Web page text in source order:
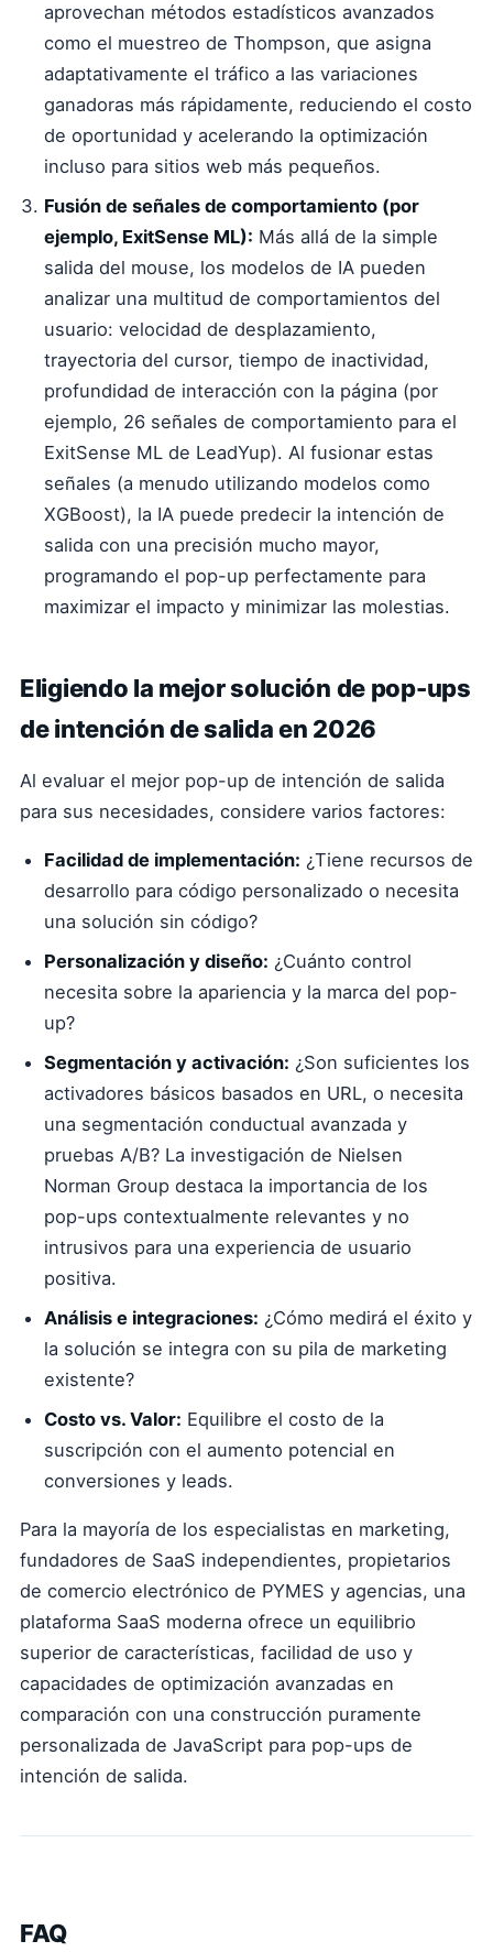
aprovechan métodos estadísticos avanzados
como el muestreo de Thompson, que asigna
adaptativamente el tráfico a las variaciones
ganadoras más rápidamente, reduciendo el costo
de oportunidad y acelerando la optimización
incluso para sitios web más pequeños.
Fusión de señales de comportamiento (por
ejemplo, ExitSense ML): Más allá de la simple
salida del mouse, los modelos de IA pueden
analizar una multitud de comportamientos del
usuario: velocidad de desplazamiento,
trayectoria del cursor, tiempo de inactividad,
profundidad de interacción con la página (por
ejemplo, 26 señales de comportamiento para el
ExitSense ML de LeadYup). Al fusionar estas
señales (a menudo utilizando modelos como
XGBoost), la IA puede predecir la intención de
salida con una precisión mucho mayor,
programando el pop-up perfectamente para
maximizar el impacto y minimizar las molestias.
Eligiendo la mejor solución de pop-ups
de intención de salida en 2026
Al evaluar el mejor pop-up de intención de salida
para sus necesidades, considere varios factores:
Facilidad de implementación: ¿Tiene recursos de
desarrollo para código personalizado o necesita
una solución sin código?
Personalización y diseño: ¿Cuánto control
necesita sobre la apariencia y la marca del pop-
up?
Segmentación y activación: ¿Son suficientes los
activadores básicos basados en URL, o necesita
una segmentación conductual avanzada y
pruebas A/B? La investigación de Nielsen
Norman Group destaca la importancia de los
pop-ups contextualmente relevantes y no
intrusivos para una experiencia de usuario
positiva.
Análisis e integraciones: ¿Cómo medirá el éxito y
la solución se integra con su pila de marketing
existente?
Costo vs. Valor: Equilibre el costo de la
suscripción con el aumento potencial en
conversiones y leads.
Para la mayoría de los especialistas en marketing,
fundadores de SaaS independientes, propietarios
de comercio electrónico de PYMES y agencias, una
plataforma SaaS moderna ofrece un equilibrio
superior de características, facilidad de uso y
capacidades de optimización avanzadas en
comparación con una construcción puramente
personalizada de JavaScript para pop-ups de
intención de salida.
FAQ